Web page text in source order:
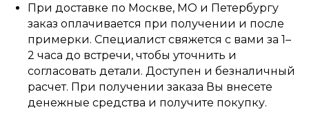
При доставке по Москве, МО и Петербургу
заказ оплачивается при получении и после
примерки. Специалист свяжется с вами за 1–
2 часа до встречи, чтобы уточнить и
согласовать детали. Доступен и безналичный
расчет. При получении заказа Вы внесете
денежные средства и получите покупку.